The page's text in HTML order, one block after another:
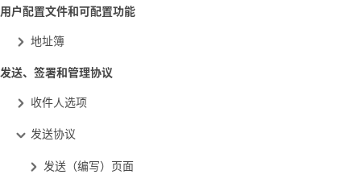
用户配置文件和可配置功能
地址簿
发送、签署和管理协议
收件人选项
发送协议
发送（编写）页面